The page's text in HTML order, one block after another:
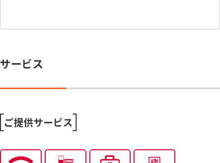
サービス
ご提供サービス